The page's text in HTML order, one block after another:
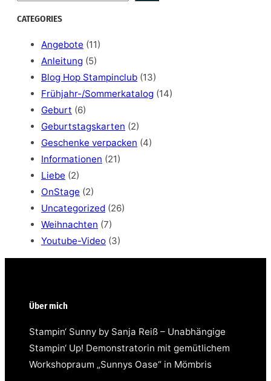
a
CATEGORIES
Angebote (11)
Anleitung (5)
Blog Hop Stampinclub (13)
Frühjahr-/Sommerkatalog (14)
Geburt (6)
Geburtstagskarten (2)
Geschenke verpacken (4)
Informationen (21)
Liebe (2)
OnStage (2)
Uncategorized (26)
Weihnachten (7)
Youtube-Video (3)
Über mich
Stampin‘ Sunny by Sanja Reiß – Unabhängige
Stampin‘ Up! Demonstratorin mit gemütlichem
Workshopraum „Sunnys Oase“ in Mömbris